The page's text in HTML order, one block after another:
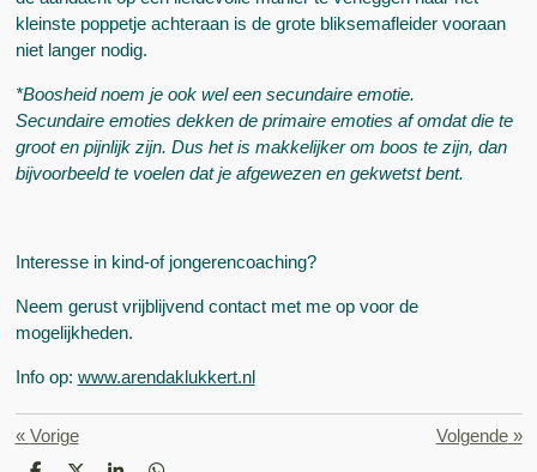
kleinste poppetje achteraan is de grote bliksemafleider vooraan
niet langer nodig.
*Boosheid noem je ook wel een secundaire emotie.
Secundaire emoties dekken de primaire emoties af omdat die te
groot en pijnlijk zijn. Dus het is makkelijker om boos te zijn, dan
bijvoorbeeld te voelen dat je afgewezen en gekwetst bent.
Interesse in kind-of jongerencoaching?
Neem gerust vrijblijvend contact met me op voor de
mogelijkheden.
Info op: www.arendaklukkert.nl
« Vorige Volgende»